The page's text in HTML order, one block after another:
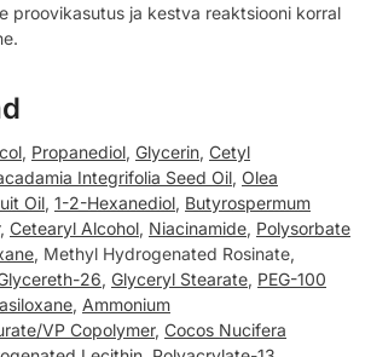
proovikasutus ja kestva reaktsiooni korral
, Propanediol, Glycerin, Cetyl
Integrifolia Seed Oil, Olea
Oil, 1-2-Hexanediol, Butyrospermum
, Cetearyl Alcohol, Niacinamide, Polysorbate
, Methyl Hydrogenated Rosinate,
26, Glyceryl Stearate, PEG-100
, Ammonium
VP Copolymer, Cocos Nucifera